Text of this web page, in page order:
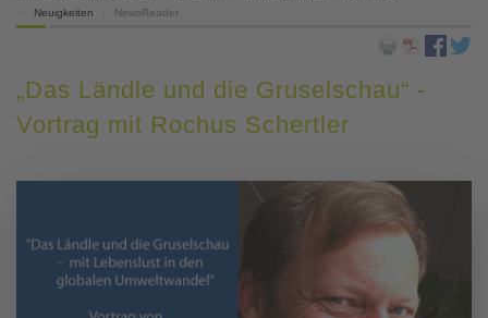
Neuigkeiten
NewsReader
„Das Ländle und die Gruselschau“ -
Vortrag mit Rochus Schertler